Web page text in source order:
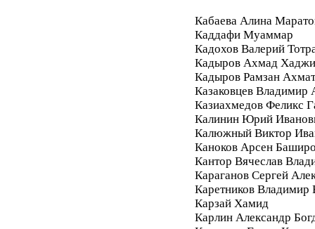
Кабаева Алина
Каддафи Муаммар
Кадохов Валерий
Кадыров Ахмад Хаджи
Кадыров Рамзан
Казаковцев Владимир
Казиахмедов Феликс
Калинин Юрий
Калюжный Виктор
Каноков Арсен
Кантор Вячеслав
Караганов Сергей
Каретников Владимир
Карзай Хамид
Карлин Александр